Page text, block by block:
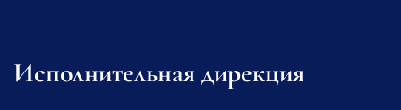
Исполнительная дирекция